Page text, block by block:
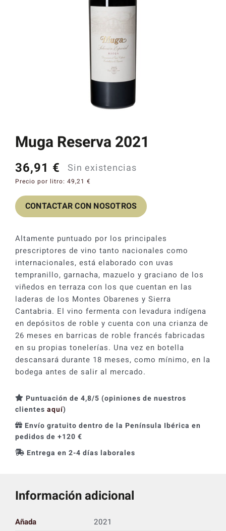
Catas y Actividades
Muga Reserva 2021
36,91 € Sin existencias
Precio por litro: 49,21 €
CONTACTAR CON NOSOTROS
Altamente puntuado por los principales
prescriptores de vino tanto nacionales como
internacionales, está elaborado con uvas
tempranillo, garnacha, mazuelo y graciano de los
viñedos en terraza con los que cuentan en las
laderas de los Montes Obarenes y Sierra
Cantabria. El vino fermenta con levadura indígena
en depósitos de roble y cuenta con una crianza de
26 meses en barricas de roble francés fabricadas
en su propias tonelerías. Una vez en botella
descansará durante 18 meses, como mínimo, en la
bodega antes de salir al mercado.
Puntuación de 4,8/5 (opiniones de nuestros
clientes aquí)
Envío gratuito dentro de la Península Ibérica en
pedidos de +120 €
Entrega en 2-4 días laborales
Información adicional
Añada
2021